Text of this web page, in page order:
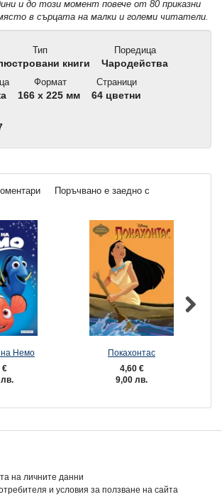
и до този момент повече от 80 приказни
в сърцата на малки и големи читатели.
Тип
книги
Поредица
Чародейства
Формат
166 x 225 мм
Страници
64 цветни
Поръчвано е заедно с
на Немо
€
Покахонтас
4,60 €
9,00 лв.
на личните данни
и условия за ползване на сайта